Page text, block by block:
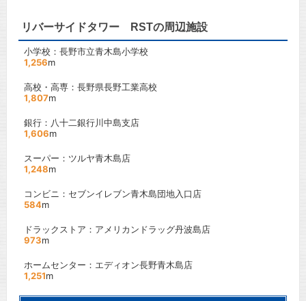
リバーサイドタワー RSTの周辺施設
小学校：長野市立青木島小学校
1,256m
高校・高専：長野県長野工業高校
1,807m
銀行：八十二銀行川中島支店
1,606m
スーパー：ツルヤ青木島店
1,248m
コンビニ：セブンイレブン青木島団地入口店
584m
ドラックストア：アメリカンドラッグ丹波島店
973m
ホームセンター：エディオン長野青木島店
1,251m